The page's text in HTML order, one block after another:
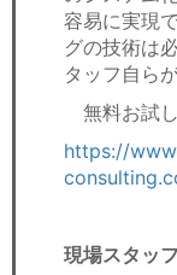
容易に実現
グの技術は
タッフ自ら
無料お試
https://
現場スタッ